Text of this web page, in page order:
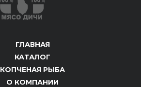
ГЛАВНАЯ
КАТАЛОГ
КОПЧЕНАЯ РЫБА
О КОМПАНИИ